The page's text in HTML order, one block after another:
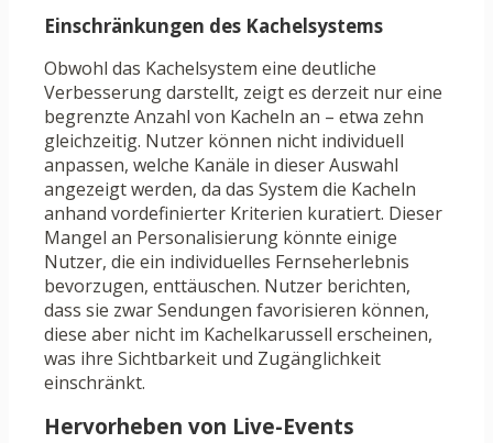
Einschränkungen des Kachelsystems
Obwohl das Kachelsystem eine deutliche
Verbesserung darstellt, zeigt es derzeit nur eine
begrenzte Anzahl von Kacheln an – etwa zehn
gleichzeitig. Nutzer können nicht individuell
anpassen, welche Kanäle in dieser Auswahl
angezeigt werden, da das System die Kacheln
anhand vordefinierter Kriterien kuratiert. Dieser
Mangel an Personalisierung könnte einige
Nutzer, die ein individuelles Fernseherlebnis
bevorzugen, enttäuschen. Nutzer berichten,
dass sie zwar Sendungen favorisieren können,
diese aber nicht im Kachelkarussell erscheinen,
was ihre Sichtbarkeit und Zugänglichkeit
einschränkt.
Hervorheben von Live-Events